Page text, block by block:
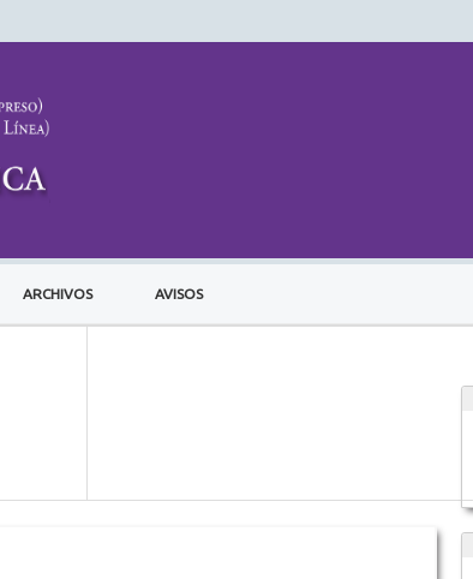
ARCHIVOS AVISOS